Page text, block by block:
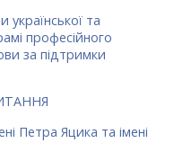
та
професійного
за підтримки
Петра Яцика та імені